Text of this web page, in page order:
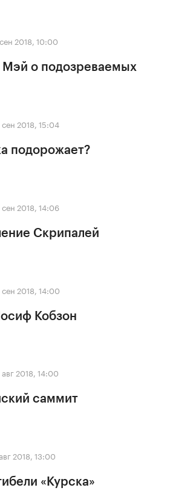
2018, 10:00
Мэй о подозреваемых
2018, 15:04
подорожает?
2018, 14:06
Скрипалей
2018, 14:00
Кобзон
2018, 14:00
саммит
2018, 13:00
«Курска»